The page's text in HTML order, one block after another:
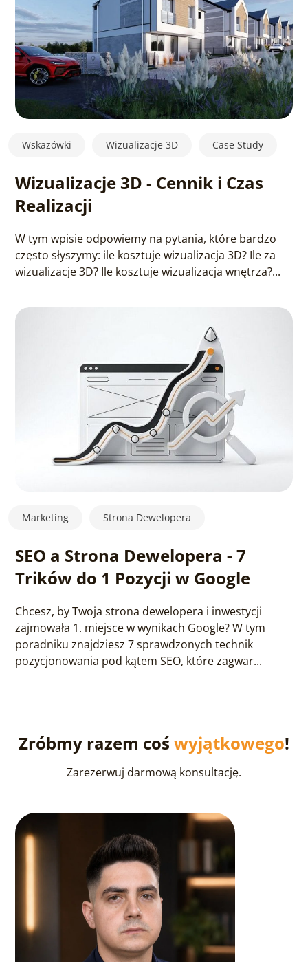
Wskazówki Wizualizacje 3D Case Study
Wizualizacje 3D - Cennik i Czas
Realizacji
W tym wpisie odpowiemy na pytania, które bardzo
często słyszymy: ile kosztuje wizualizacja 3D? Ile za
wizualizacje 3D? Ile kosztuje wizualizacja wnętrza?...
Marketing Strona Dewelopera
SEO a Strona Dewelopera - 7
Trików do 1 Pozycji w Google
Chcesz, by Twoja strona dewelopera i inwestycji
zajmowała 1. miejsce w wynikach Google? W tym
poradniku znajdziesz 7 sprawdzonych technik
pozycjonowania pod kątem SEO, które zagwar...
Zróbmy razem coś wyjątkowego!
Zarezerwuj darmową konsultację.